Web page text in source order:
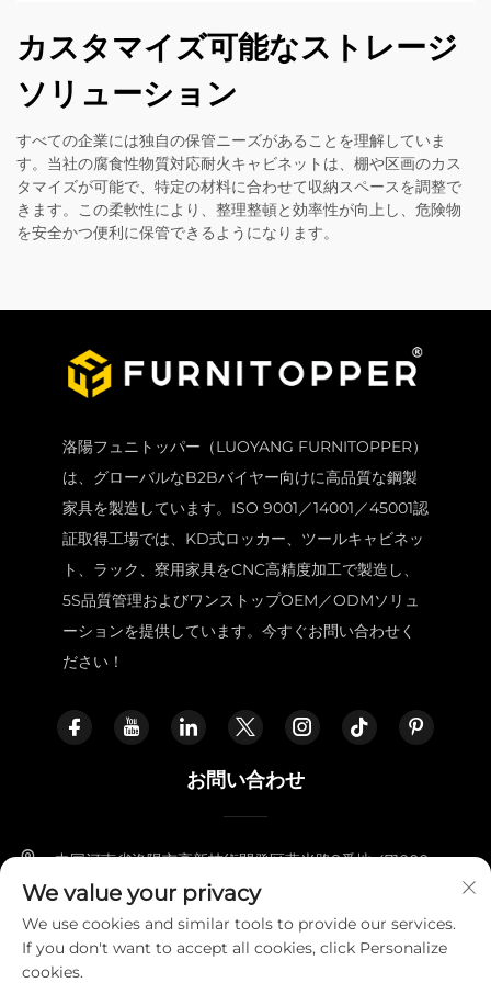
カスタマイズ可能なストレージ
ソリューション
すべての企業には独自の保管ニーズがあることを理解していま
す。当社の腐食性物質対応耐火キャビネットは、棚や区画のカス
タマイズが可能で、特定の材料に合わせて収納スペースを調整で
きます。この柔軟性により、整理整頓と効率性が向上し、危険物
を安全かつ便利に保管できるようになります。
洛陽フュニトッパー（LUOYANG FURNITOPPER）
は、グローバルなB2Bバイヤー向けに高品質な鋼製
家具を製造しています。ISO 9001／14001／45001認
証取得工場では、KD式ロッカー、ツールキャビネッ
ト、ラック、寮用家具をCNC高精度加工で製造し、
5S品質管理およびワンストップOEM／ODMソリュ
ーションを提供しています。今すぐお問い合わせく
ださい！
お問い合わせ
中国河南省洛陽市高新技術開発区燕光路8番地 471000
+86-18338800729
[email protected]
We value your privacy
We use cookies and similar tools to provide our services.
If you don't want to accept all cookies, click Personalize
cookies.